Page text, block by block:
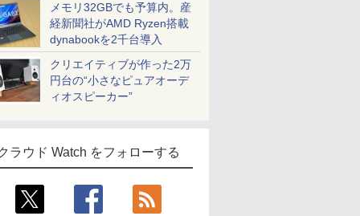
メモリ32GBでも予算内。産
経新聞社がAMD Ryzen搭載
dynabookを2千台導入
クリエイティブが作った2万
円台の“小さなピュアオーデ
ィオスピーカー”
ラウド Watch をフォローする